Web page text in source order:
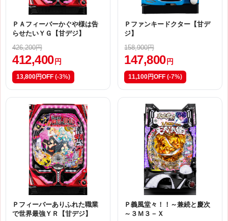
ＰＡフィーバーかぐや様は告
らせたいＹＧ【甘デジ】
426,200円
412,400 円
13,800円OFF (-3%)
Ｐファンキードクター【甘デ
ジ】
158,900円
147,800 円
11,100円OFF (-7%)
Ｐフィーバーありふれた職業
で世界最強ＹＲ【甘デジ】
Ｐ義風堂々！！～兼続と慶次
～３Ｍ３－Ｘ